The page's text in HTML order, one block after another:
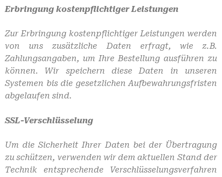
Erbringung kostenpflichtiger Leistungen
Zur Erbringung kostenpflichtiger Leistungen werden
von uns zusätzliche Daten erfragt, wie z.B.
Zahlungsangaben, um Ihre Bestellung ausführen zu
können. Wir speichern diese Daten in unseren
Systemen bis die gesetzlichen Aufbewahrungsfristen
abgelaufen sind.
SSL-Verschlüsselung
Um die Sicherheit Ihrer Daten bei der Übertragung
zu schützen, verwenden wir dem aktuellen Stand der
Technik entsprechende Verschlüsselungsverfahren